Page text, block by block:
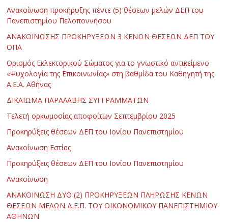
Ανακοίνωση προκήρυξης πέντε (5) θέσεων μελών ΔΕΠ του
Πανεπιστημίου Πελοποννήσου
ΑΝΑΚΟΙΝΩΣΗΣ ΠΡΟΚΗΡΥΞΕΩΝ 3 ΚΕΝΩΝ ΘΕΣΕΩΝ ΔΕΠ ΤΟΥ
ΟΠΑ
Ορισμός Εκλεκτορικού Σώματος για το γνωστικό αντικείμενο
«Ψυχολογία της Επικοινωνίας» στη βαθμίδα του Καθηγητή της
Α.Ε.Α. Αθήνας
ΔΙΚΑΙΩΜΑ ΠΑΡΑΛΑΒΗΣ ΣΥΓΓΡΑΜΜΑΤΩΝ
Τελετή ορκωμοσίας αποφοίτων Σεπτεμβρίου 2025
Προκηρύξεις θέσεων ΔΕΠ του Ιονίου Πανεπιστημίου
Ανακοίνωση Εστίας
Προκηρύξεις θέσεων ΔΕΠ του Ιονίου Πανεπιστημίου
Ανακοίνωση
ΑΝΑΚΟΙΝΩΣΗ ΔΥΟ (2) ΠΡΟΚΗΡΥΞΕΩΝ ΠΛΗΡΩΣΗΣ ΚΕΝΩΝ
ΘΕΣΕΩΝ ΜΕΛΩΝ Δ.Ε.Π. ΤΟΥ ΟΙΚΟΝΟΜΙΚΟΥ ΠΑΝΕΠΙΣΤΗΜΙΟΥ
ΑΘΗΝΩΝ